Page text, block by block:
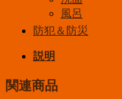
風呂
防犯＆防災
説明
関連商品